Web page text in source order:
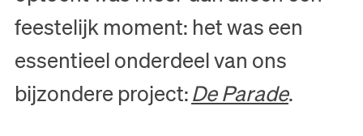
feestelijk moment: het was een
essentieel onderdeel van ons
bijzondere project: De Parade.